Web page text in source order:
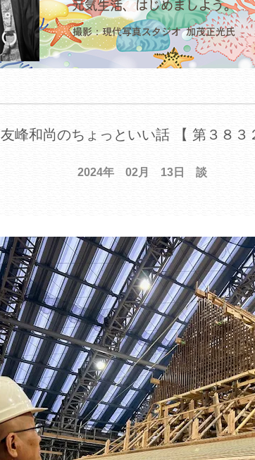
友峰和尚のちょっといい話 【 第３８３
2024年 02月 13日 談